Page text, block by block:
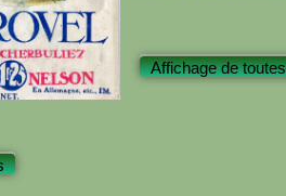
Affichage de